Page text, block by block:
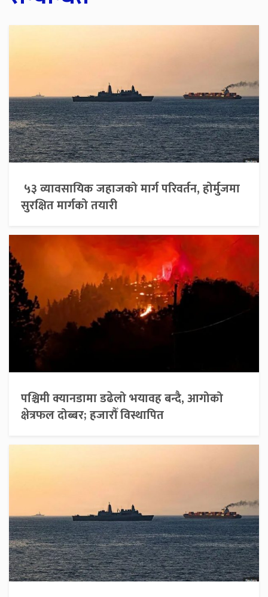
५३ व्यावसायिक जहाजको मार्ग परिवर्तन, होर्मुजमा
सुरक्षित मार्गको तयारी
पश्चिमी क्यानडामा डढेलो भयावह बन्दै, आगोको
क्षेत्रफल दोब्बर; हजारौँ विस्थापित